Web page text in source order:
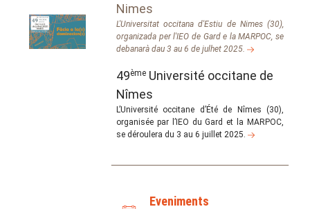
Nimes
L'Universitat occitana d'Estiu de Nimes (30),
organizada per l'IEO de Gard e la MARPOC, se
debanarà dau 3 au 6 de julhet 2025.
49ème Université occitane de
Nîmes
L’Université occitane d’Été de Nîmes (30),
organisée par l’IEO du Gard et la MARPOC,
se déroulera du 3 au 6 juillet 2025.
Eveniments